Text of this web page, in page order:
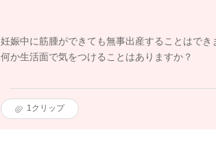
妊娠中に筋腫ができても無事出産することはでき
何か生活面で気をつけることはありますか？
1クリップ